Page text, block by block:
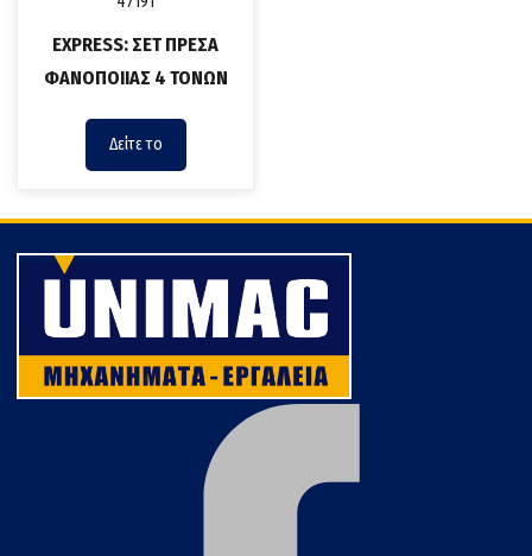
EXPRESS: ΣΕΤ ΠΡΕΣΑ
ΦΑΝΟΠΟΙΙΑΣ 4 ΤΟΝΩΝ
Δείτε το